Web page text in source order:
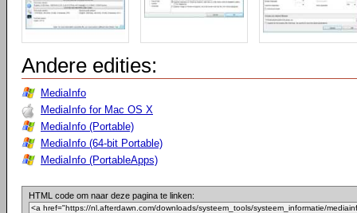
Andere edities:
MediaInfo
MediaInfo for Mac OS X
MediaInfo (Portable)
MediaInfo (64-bit Portable)
MediaInfo (PortableApps)
HTML code om naar deze pagina te linken: